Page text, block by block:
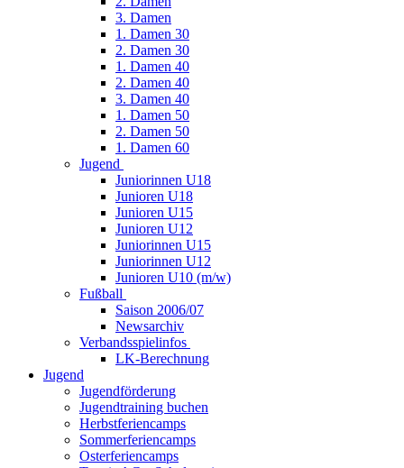
3. Damen
1. Damen 30
2. Damen 30
1. Damen 40
2. Damen 40
3. Damen 40
1. Damen 50
2. Damen 50
1. Damen 60
Jugend
Juniorinnen U18
Junioren U18
Junioren U15
Junioren U12
Juniorinnen U15
Juniorinnen U12
Junioren U10 (m/w)
Fußball
Saison 2006/07
Newsarchiv
Verbandsspielinfos
LK-Berechnung
Jugend
Jugendförderung
Jugendtraining buchen
Herbstferiencamps
Sommerferiencamps
Osterferiencamps